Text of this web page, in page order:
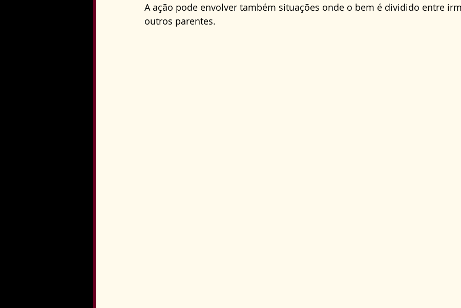
A ação pode envolver também situações onde o bem é dividido entre
outros parentes.